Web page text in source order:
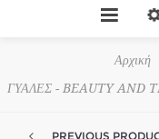
Αρχική
ΓΥΑΛΕΣ - BEAUTY AND
PREVIOUS